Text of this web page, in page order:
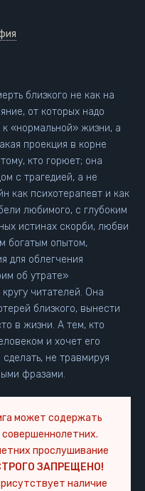
близкого не как на
от которых надо
к «нормальной» жизни, а
проекция в корне
кто горюет; она
с трагедией, а не
как психотерапевт и как
любимого, с глубоким
истинах скорби, любви
богатым опытом,
для облегчения
об утрате»
читателей. Она
близкого, вынести
в жизни. А тем, кто
и хочет его
не травмируя
фразами.
может содержать
прослушивание
ЗАПРЕЩЕНО!
наличие